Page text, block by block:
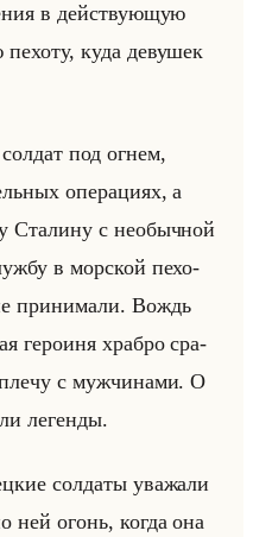
в действу­ющую
куда де­ву­шек
под огнем,
опе­ра­ци­ях, а
Ста­ли­ну с необыч­ной
в мор­ской пе­хо­
при­ни­ма­ли. Вождь
ге­ро­иня храб­ро сра­
с муж­чи­на­ми. О
ле­ген­ды.
сол­да­ты ува­жа­ли
ней огонь, когда она